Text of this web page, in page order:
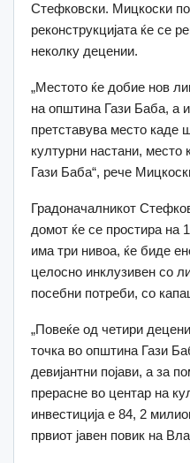
Стефковски. Мицкоски
реконструкцијата ќе се
неколку децении.
„Местото ќе добие нов
на општина Гази Баба, а
претставува место каде
културни настани,
Гази Баба“, рече
Градоначалникот
домот ќе се простира на
има три нивоа, ќе биде
целосно инклузивен со
посебни потреби, со
„Повеќе од четири
точка во општина Гази
девијантни појави, а за
прерасне во центар на
инвестиција е 84, 2
првиот јавен повик на